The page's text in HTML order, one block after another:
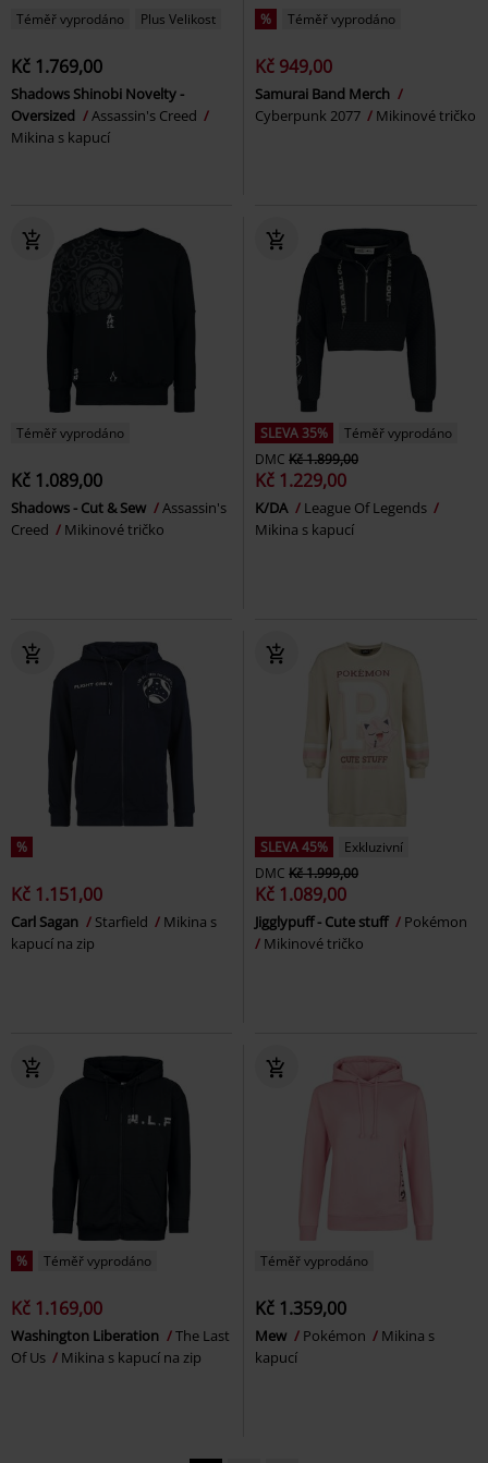
Téměř vyprodáno Plus Velikost
Kč 1.769,00
Shadows Shinobi Novelty -
Oversized
Assassin's Creed
Mikina s kapucí
% Téměř vyprodáno
Kč 949,00
Samurai Band Merch
Cyberpunk 2077
Mikinové tričko
Téměř vyprodáno
Kč 1.089,00
Shadows - Cut & Sew
Assassin's
Creed
Mikinové tričko
SLEVA 35%
Téměř vyprodáno
DMC Kč 1.899,00
Kč 1.229,00
K/DA
League Of Legends
Mikina s kapucí
%
Kč 1.151,00
Carl Sagan Starfield
Mikina s
kapucí na zip
SLEVA 45%
Exkluzivní
DMC Kč 1.999,00
Kč 1.089,00
Jigglypuff - Cute stuff
Pokémon
Mikinové tričko
% Téměř vyprodáno
Kč 1.169,00
Washington Liberation
The Last
Of Us
Mikina s kapucí na zip
Téměř vyprodáno
Kč 1.359,00
Mew Pokémon
Mikina s
kapucí